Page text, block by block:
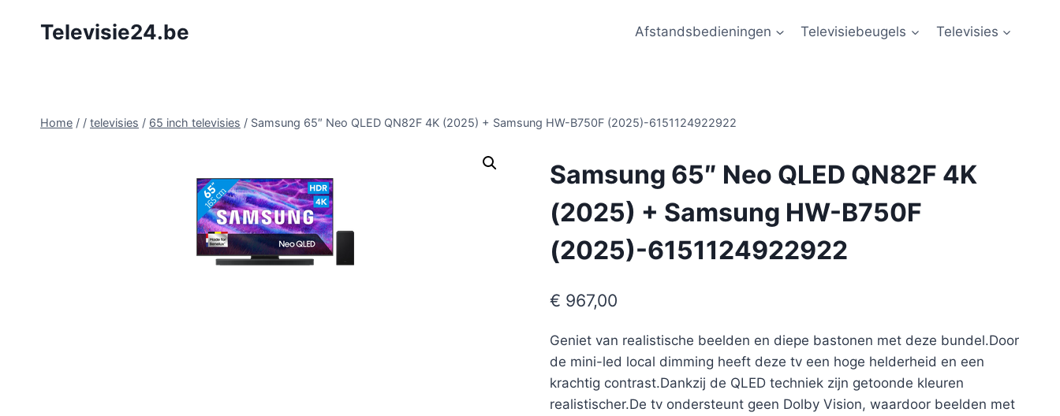
Televisie24.be Afstandsbedieningen Televisiebeugels Televisies
Home / / televisies / 65 inch televisies / Samsung 65″ Neo QLED QN82F 4K (2025) + Samsung HW-B750F (2025)-6151124922922
Samsung 65″ Neo QLED QN82F 4K
(2025) + Samsung HW-B750F
(2025)-6151124922922
€ 967,00
Geniet van realistische beelden en diepe bastonen met deze bundel.Door
de mini-led local dimming heeft deze tv een hoge helderheid en een
krachtig contrast.Dankzij de QLED techniek zijn getoonde kleuren
realistischer.De tv ondersteunt geen Dolby Vision, waardoor beelden met